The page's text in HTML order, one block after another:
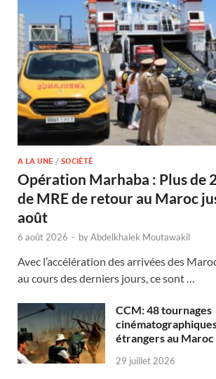
A LA UNE / SOCIÉTÉ
Opération Marhaba : Plus de
de MRE de retour au Maroc
août
6 août 2026 - byAbdelkhalek Moutawakil
Avec l’accélération des arrivées des
au cours des derniers jours, ce sont …
CCM: 48 tournages
étrangers au Maroc
29 juillet 2026